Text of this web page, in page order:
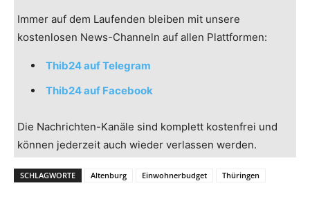
Immer auf dem Laufenden bleiben mit unsere
kostenlosen News-Channeln auf allen Plattformen:
Thib24 auf Telegram
Thib24 auf Facebook
Die Nachrichten-Kanäle sind komplett kostenfrei und
können jederzeit auch wieder verlassen werden.
SCHLAGWORTE Altenburg Einwohnerbudget Thüringen